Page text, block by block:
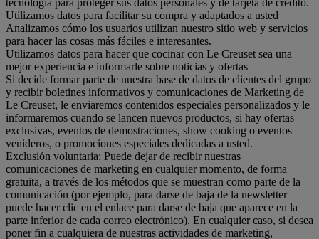
Utilizamos datos para facilitar su compra y adaptados a usted
Analizamos cómo los usuarios utilizan nuestro sitio web y servicios
para hacer las cosas más fáciles e interesantes.
Utilizamos datos para hacer que cocinar con Le Creuset sea una
mejor experiencia e informarle sobre noticias y ofertas
Si decide formar parte de nuestra base de datos de clientes del grupo
y recibir boletines informativos y comunicaciones de Marketing de
Le Creuset, le enviaremos contenidos especiales personalizados y le
informaremos cuando se lancen nuevos productos, si hay ofertas
exclusivas, eventos de demostraciones, show cooking o eventos
venideros, o promociones especiales dedicadas a usted.
Exclusión voluntaria: Puede dejar de recibir nuestras
comunicaciones de marketing en cualquier momento, de forma
gratuita, a través de los métodos que se muestran como parte de la
comunicación (por ejemplo, para darse de baja de la newsletter
puede hacer clic en el enlace para darse de baja que aparece en la
parte inferior de cada correo electrónico). En cualquier caso, si desea
poner fin a cualquiera de nuestras actividades de marketing,